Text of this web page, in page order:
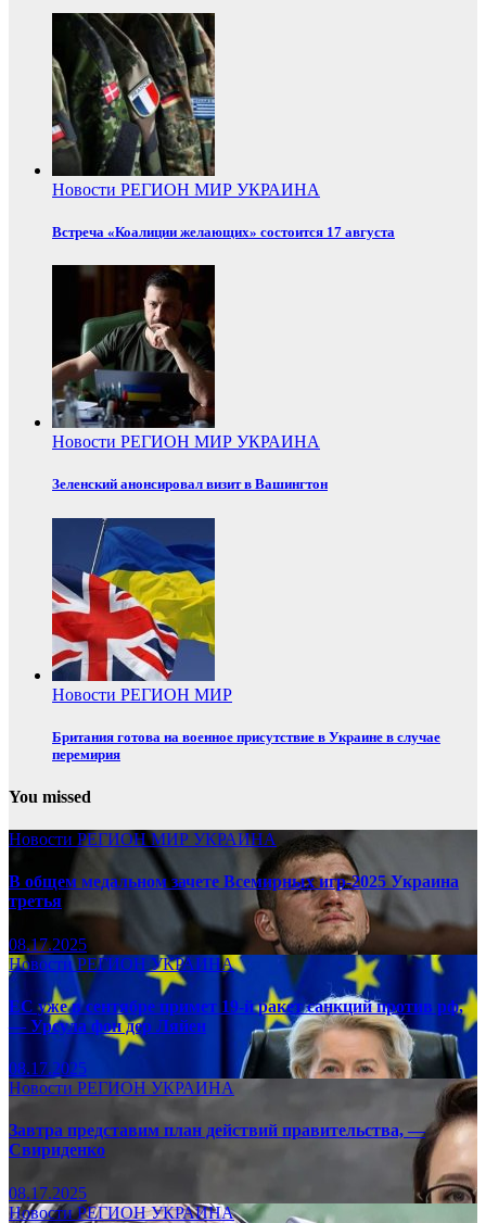
Новости РЕГИОН МИР УКРАИНА
Встреча «Коалиции желающих» состоится 17 августа
Новости РЕГИОН МИР УКРАИНА
Зеленский анонсировал визит в Вашингтон
Новости РЕГИОН МИР
Британия готова на военное присутствие в Украине в случае
перемирия
You missed
Новости РЕГИОНМИР УКРАИНА
В общем медальном зачете Всемирных игр-2025 Украина
третья
08.17.2025
НовостиРЕГИОНУКРАИНА
ЕС уже в сентябре примет 19-й ракет санкций против рф,
— Урсула фон дер Ляйен
08.17.2025
Новости РЕГИОН УКРАИНА
Завтра представим план действий правительства, —
Свириденко
08.17.2025
НовостиРЕГИОНУКРАИНА